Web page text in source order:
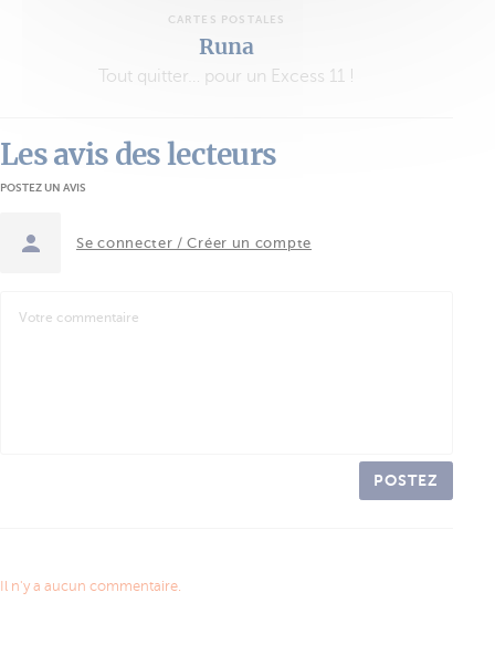
CARTES POSTALES
Runa
Tout quitter… pour un Excess 11 !
Les avis des lecteurs
POSTEZ UN AVIS
Se connecter / Créer un compte
POSTEZ
Il n'y a aucun commentaire.